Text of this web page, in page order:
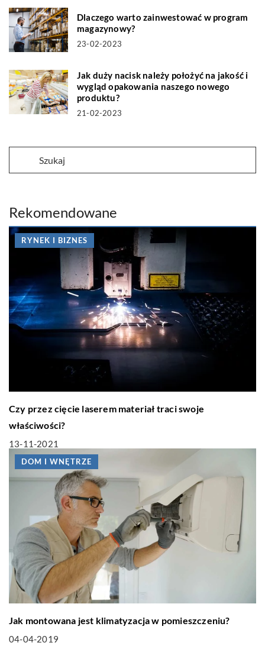
Dlaczego warto zainwestować w program
magazynowy?
23-02-2023
Jak duży nacisk należy położyć na jakość i
wygląd opakowania naszego nowego
produktu?
21-02-2023
Rekomendowane
RYNEK I BIZNES
Czy przez cięcie laserem materiał traci swoje
właściwości?
13-11-2021
DOM I WNĘTRZE
Jak montowana jest klimatyzacja w pomieszczeniu?
04-04-2019